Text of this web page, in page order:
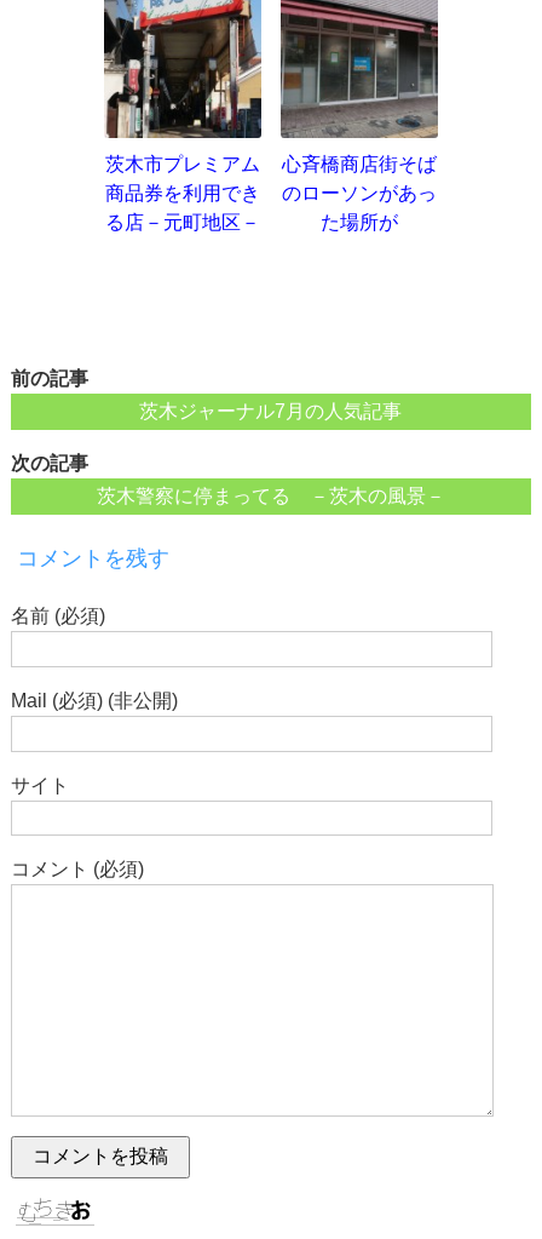
茨木市プレミアム
商品券を利用でき
る店－元町地区－
心斉橋商店街そば
のローソンがあっ
た場所が
前の記事
茨木ジャーナル7月の人気記事
次の記事
茨木警察に停まってる －茨木の風景－
コメントを残す
名前 (必須)
Mail (必須) (非公開)
サイト
コメント (必須)